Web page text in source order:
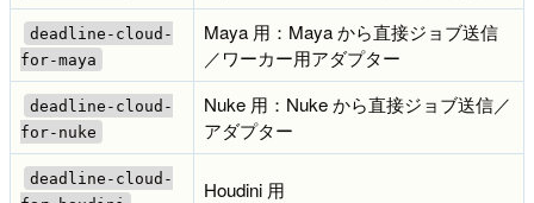
deadline-cloud-
for-maya
Maya 用：Maya から直接ジョブ送信
／ワーカー用アダプター
deadline-cloud-
for-nuke
Nuke 用：Nuke から直接ジョブ送信／
アダプター
deadline-cloud-
Houdini 用